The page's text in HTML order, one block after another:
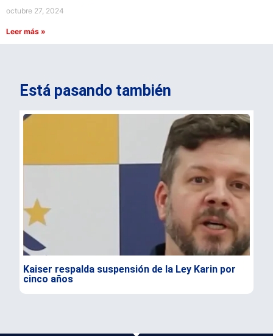
octubre 27, 2024
Leer más »
Está pasando también
Kaiser respalda suspensión de la Ley Karin por
cinco años